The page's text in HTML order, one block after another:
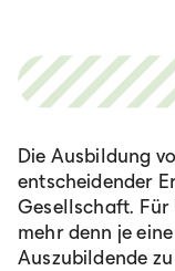
Die Ausbildung
entscheidender
Gesellschaft. Für
mehr denn je
Auszubildende